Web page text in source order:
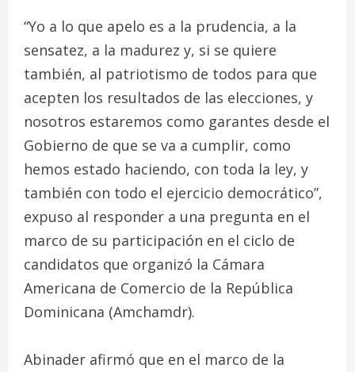
“Yo a lo que apelo es a la prudencia, a la
sensatez, a la madurez y, si se quiere
también, al patriotismo de todos para que
acepten los resultados de las elecciones, y
nosotros estaremos como garantes desde el
Gobierno de que se va a cumplir, como
hemos estado haciendo, con toda la ley, y
también con todo el ejercicio democrático”,
expuso al responder a una pregunta en el
marco de su participación en el ciclo de
candidatos que organizó la Cámara
Americana de Comercio de la República
Dominicana (Amchamdr).
Abinader afirmó que en el marco de la